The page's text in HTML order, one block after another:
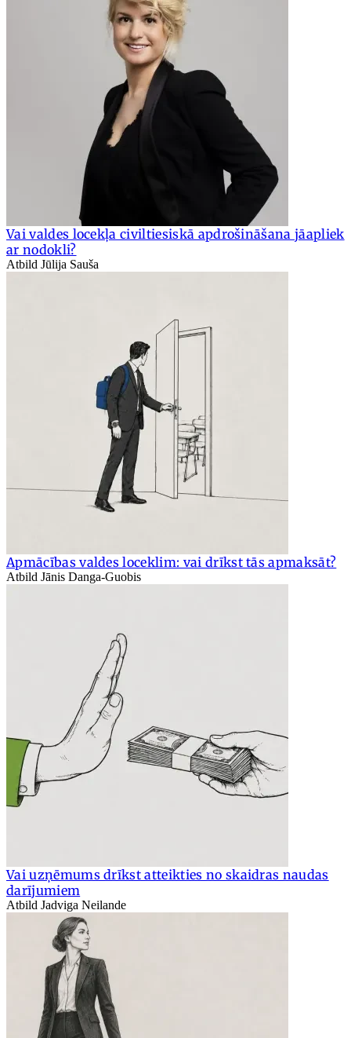
Vai valdes locekļa civiltiesiskā apdrošināšana jāapliek
ar nodokli?
Atbild Jūlija Sauša
Apmācības valdes loceklim: vai drīkst tās apmaksāt?
Atbild Jānis Danga-Guobis
Vai uzņēmums drīkst atteikties no skaidras naudas
darījumiem
Atbild Jadviga Neilande